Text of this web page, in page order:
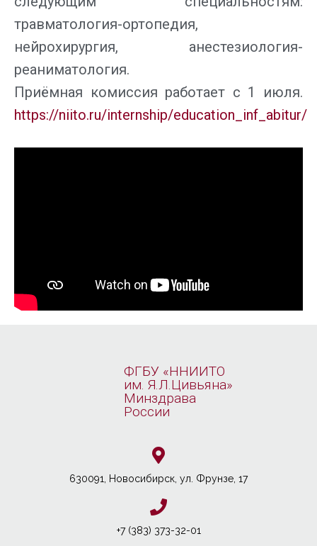
травматология-ортопедия,
нейрохирургия, анестезиология-
реаниматология.
Приёмная комиссия работает с 1 июля.
https://niito.ru/internship/education_inf_abitur/
ФГБУ «ННИИТО
им. Я.Л.Цивьяна»
Минздрава
России
630091, Новосибирcк, ул. Фрунзе, 17
+7 (383) 373-32-01